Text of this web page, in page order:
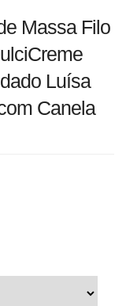
Massa Filo
Luísa
Canela